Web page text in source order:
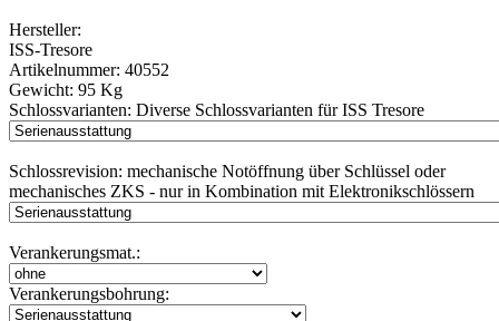
Hersteller:
ISS-Tresore
Artikelnummer: 40552
Gewicht: 95 Kg
Schlossvarianten: Diverse Schlossvarianten für ISS Tresore
Schlossrevision: mechanische Notöffnung über Schlüssel oder
mechanisches ZKS - nur in Kombination mit Elektronikschlössern
Verankerungsmat.:
Verankerungsbohrung: